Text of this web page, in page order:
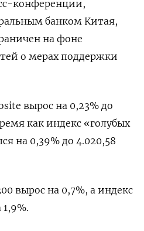
конференции,
банком Китая,
на фоне
о мерах поддержки
вырос на 0,23% до
как индекс «голубых
на 0,39% до 4.020,58
вырос на 0,7%, а индекс
1,9%.